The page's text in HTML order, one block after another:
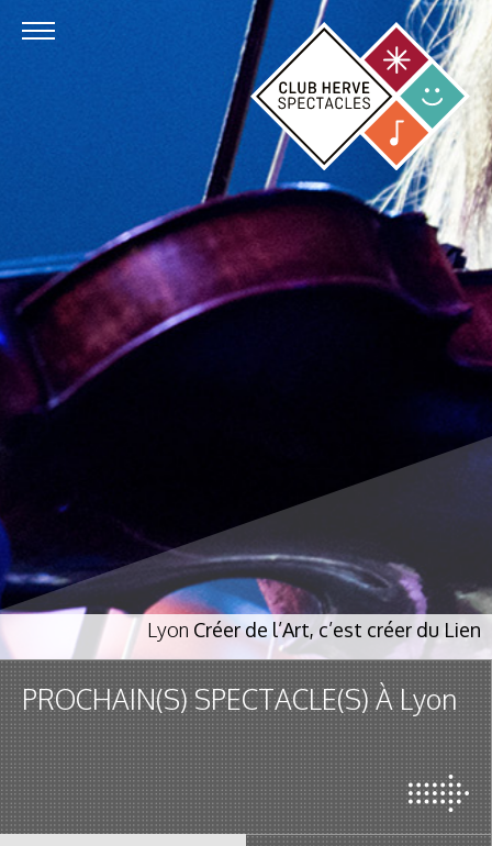
Lyon Créer de l’Art, c’est créer du Lien
PROCHAIN(S) SPECTACLE(S) À Lyon